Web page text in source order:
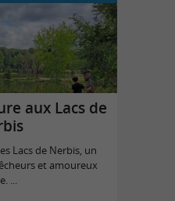
aux Lacs de
Lacs de Nerbis, un
et amoureux
...